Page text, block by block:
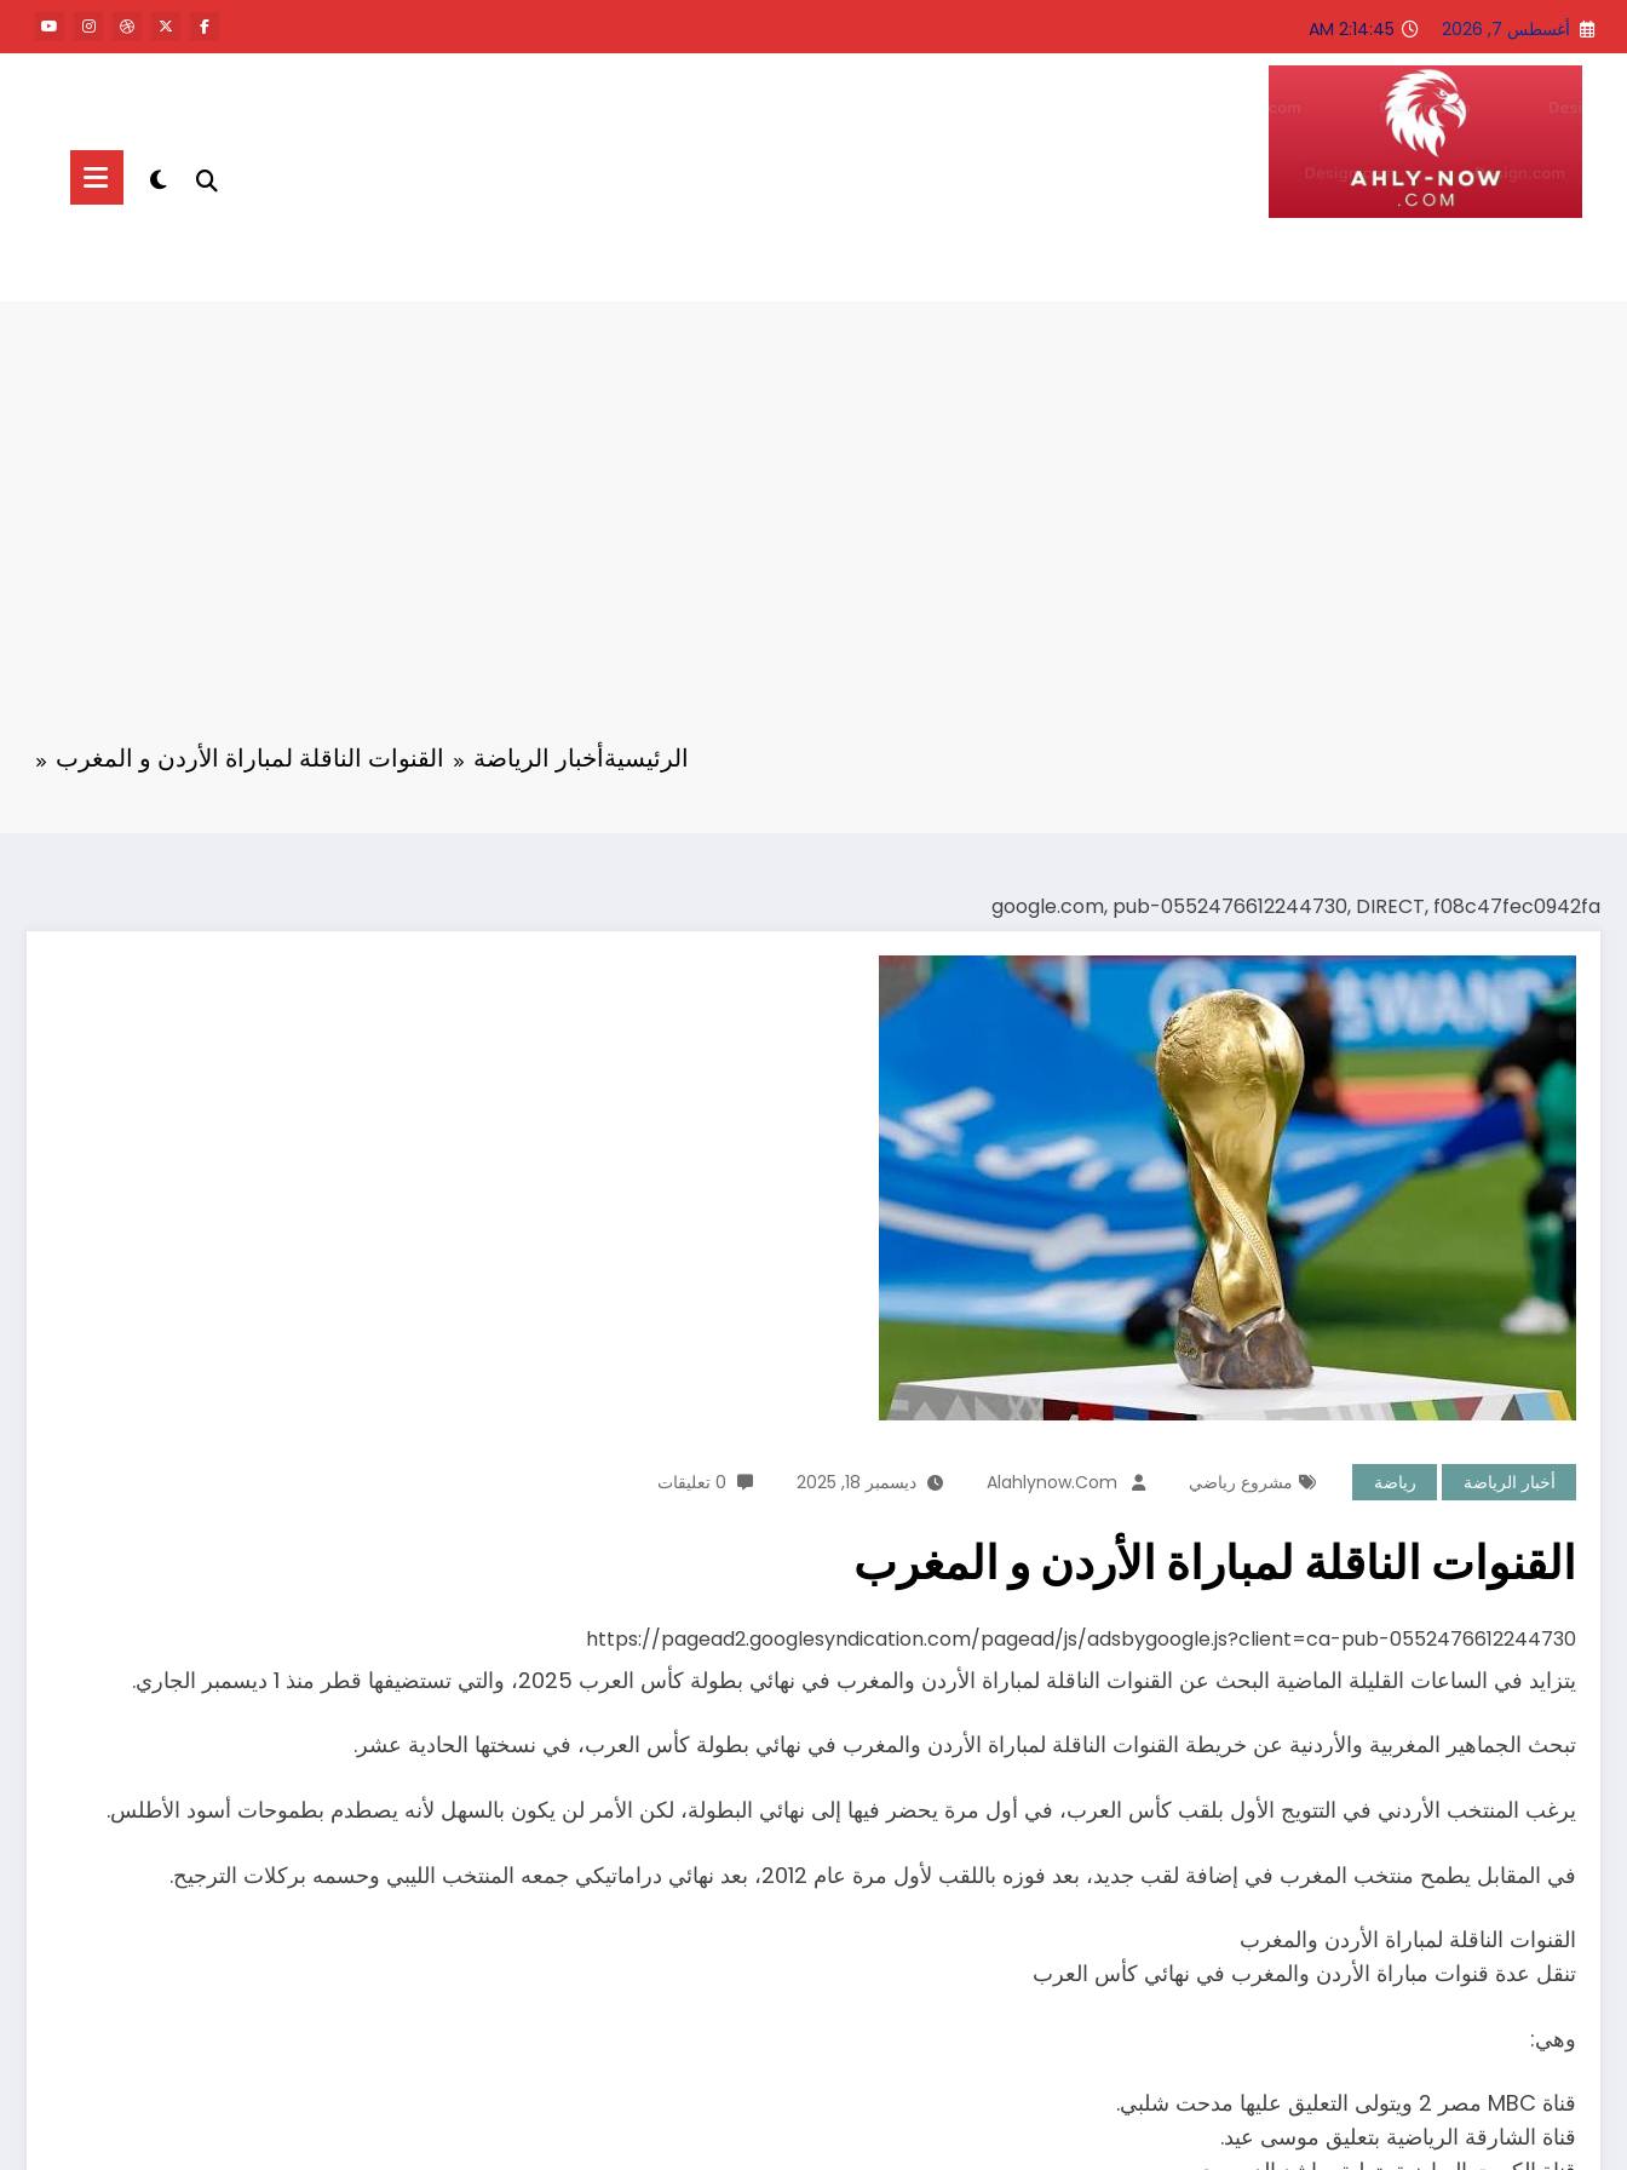
التجاوز
المحتوى
أغسطس 7, 2026 2:14:46 AM
الرئيسيةأخبار الرياضة القنوات الناقلة لمباراة الأردن و المغرب
google.com, pub-0552476612244730, DIRECT, f08c47fec0942fa
أخبار الرياضة رياضة مشروع رياضي Alahlynow.com ديسمبر 18, 2025 0 تعليقات
القنوات الناقلة لمباراة الأردن و المغرب
https://pagead2.googlesyndication.com/pagead/js/adsbygoogle.js?client=ca-pub-0552476612244730
يتزايد في الساعات القليلة الماضية البحث عن القنوات الناقلة لمباراة الأردن والمغرب في نهائي بطولة كأس العرب 2025، والتي تستضيفها قطر منذ 1 ديسمبر الجاري.
تبحث الجماهير المغربية والأردنية عن خريطة القنوات الناقلة لمباراة الأردن والمغرب في نهائي بطولة كأس العرب، في نسختها الحادية عشر.
يرغب المنتخب الأردني في التتويج الأول بلقب كأس العرب، في أول مرة يحضر فيها إلى نهائي البطولة، لكن الأمر لن يكون بالسهل لأنه يصطدم بطموحات أسود الأطلس.
في المقابل يطمح منتخب المغرب في إضافة لقب جديد، بعد فوزه باللقب لأول مرة عام 2012، بعد نهائي دراماتيكي جمعه المنتخب الليبي وحسمه بركلات الترجيح.
القنوات الناقلة لمباراة الأردن والمغرب
تنقل عدة قنوات مباراة الأردن والمغرب في نهائي كأس العرب
وهي:
قناة MBC مصر 2 ويتولى التعليق عليها مدحت شلبي.
قناة الشارقة الرياضية بتعليق موسى عيد.